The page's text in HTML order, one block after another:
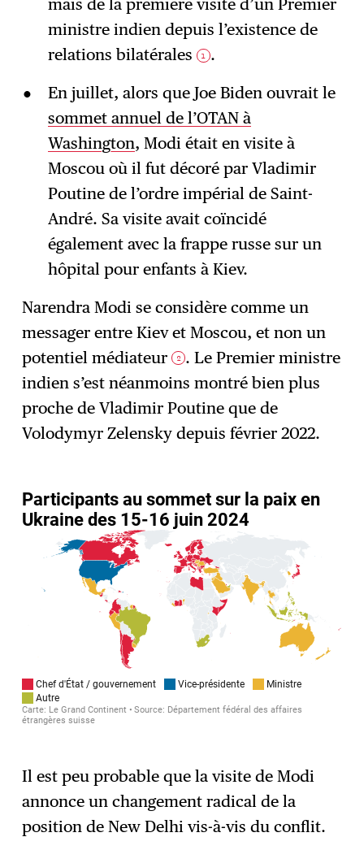
mais de la première visite d’un Premier
ministre indien depuis l’existence de
relations bilatérales
1 .
En juillet, alors que Joe Biden ouvrait le
sommet annuel de l’OTAN à
Washington, Modi était en visite à
Moscou où il fut décoré par Vladimir
Poutine de l’ordre impérial de Saint-
André. Sa visite avait coïncidé
également avec la frappe russe sur un
hôpital pour enfants à Kiev.
Narendra Modi se considère comme un
messager entre Kiev et Moscou, et non un
potentiel médiateur 2 . Le Premier ministre
indien s’est néanmoins montré bien plus
proche de Vladimir Poutine que de
Volodymyr Zelensky depuis février 2022.
Il est peu probable que la visite de Modi
annonce un changement radical de la
position de New Delhi vis-à-vis du conflit.